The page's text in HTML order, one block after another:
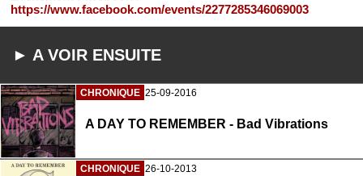
https://www.facebook.com/events/2277285346069003
► A VOIR ENSUITE
CHRONIQUE 25-09-2016
A DAY TO REMEMBER - Bad Vibrations
CHRONIQUE 26-10-2013